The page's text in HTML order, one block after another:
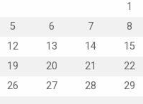
1
5 6 7 8
12 13 14 15
19 20 21 22
26 27 28 29